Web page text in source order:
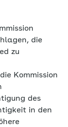
die
zu
Kommission
des
in den